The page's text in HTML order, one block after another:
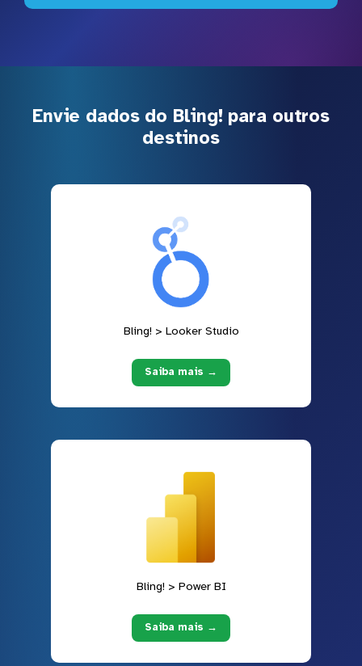
Envie dados do Bling! para outros
destinos
Bling! > Looker Studio
Saiba mais →
Bling! > Power BI
Saiba mais →